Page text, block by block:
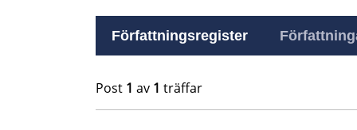
Författningsregister
Post 1 av 1 träffar